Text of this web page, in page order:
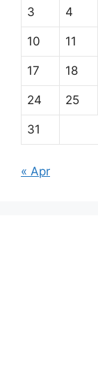
3 4
10 11
17 18
24 25
31
« Apr